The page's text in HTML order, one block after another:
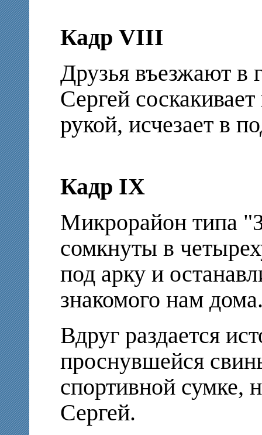
Кадр VIII
Друзья въезжают в
Сергей
рукой, исчезает в
Кадр IX
Микрорайон типа
сомкнуты в
под арку и
знакомого нам
Вдруг раздается
проснувшейся
спортивной сумке,
Сергей.